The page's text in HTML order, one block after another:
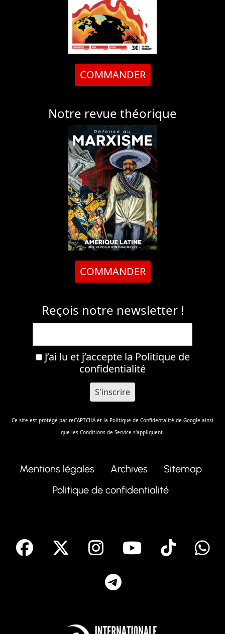
COMMANDER
Notre revue théorique
COMMANDER
Reçois notre newsletter !
J’ai lu et j’accepte la Politique de
confidentialité
Ce site est protégé par reCAPTCHA et la Politique de Confidentalité de Google ainsi
que les Conditions de Service s'appliquent.
Mentions légales Archives
Sitemap
Politique de confidentialité
facebook Instagram
Youtube
Tik